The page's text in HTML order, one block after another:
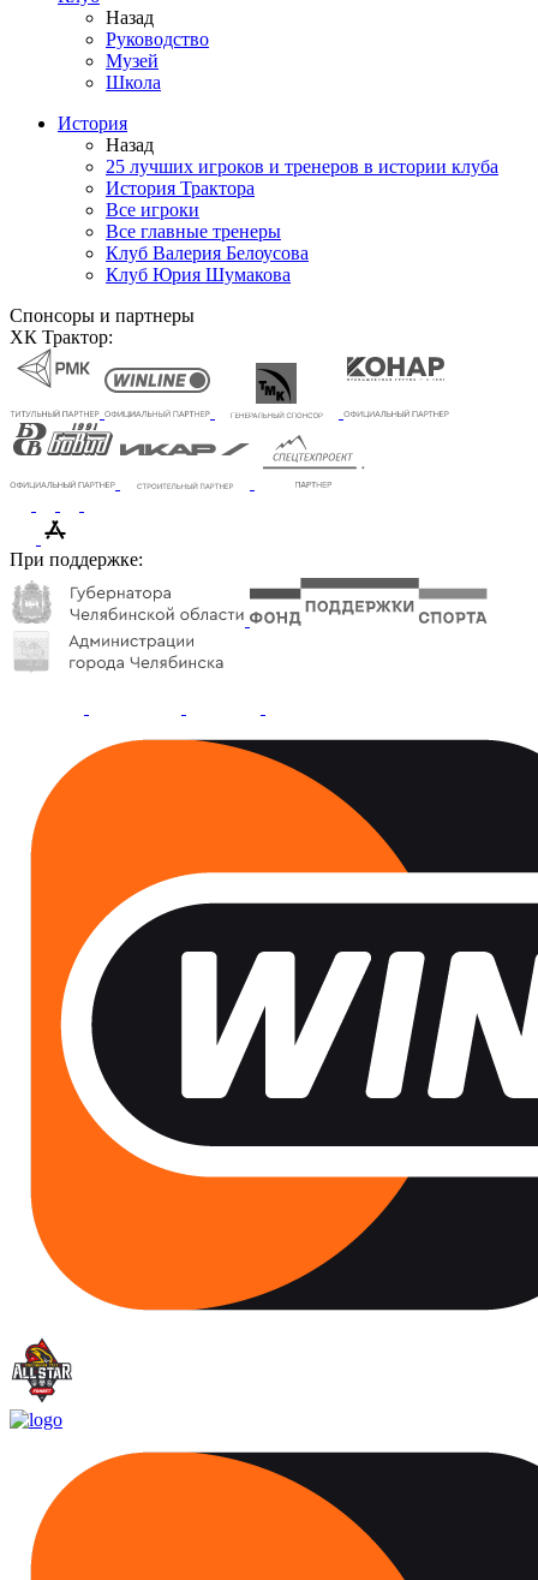
Назад
Руководство
Музей
Школа
История
Назад
25 лучших игроков и тренеров в истории клуба
История Трактора
Все игроки
Все главные тренеры
Клуб Валерия Белоусова
Клуб Юрия Шумакова
Спонсоры и партнеры
ХК Трактор:
При поддержке: